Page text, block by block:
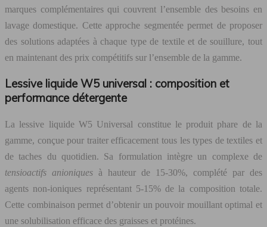
marques complémentaires qui couvrent l’ensemble des besoins en
lavage domestique. Cette approche segmentée permet de proposer
des solutions adaptées à chaque type de textile et de souillure, tout
en maintenant des prix compétitifs sur l’ensemble de la gamme.
Lessive liquide W5 universal : composition et
performance détergente
La lessive liquide W5 Universal constitue le produit phare de la
gamme, conçue pour traiter efficacement tous les types de textiles et
de taches du quotidien. Sa formulation intègre un complexe de
tensioactifs anioniques à hauteur de 15-30%, complété par des
agents non-ioniques représentant 5-15% de la composition totale.
Cette combinaison permet d’obtenir un pouvoir mouillant optimal et
une solubilisation efficace des graisses et protéines.